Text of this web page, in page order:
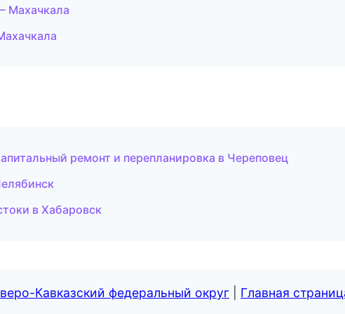
Махачкала
ремонт и перепланировка в Череповец
в Хабаровск
Кавказский федеральный округ Главная